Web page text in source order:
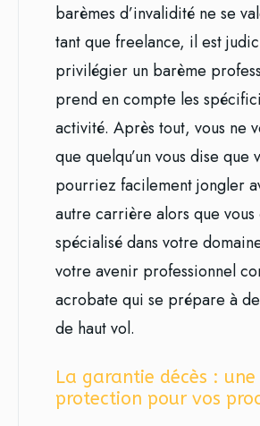
barèmes d’invalidité ne se
tant que freelance, il est
privilégier un barème
prend en compte les
activité. Après tout, vous ne
que quelqu’un vous dise que
pourriez facilement jongler
autre carrière alors que vous
spécialisé dans votre
votre avenir professionnel
acrobate qui se prépare à
de haut vol.
La garantie décès : une
protection pour vos